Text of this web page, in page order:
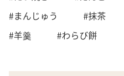
#まんじゅう
#抹茶
#羊羹
#わらび餅